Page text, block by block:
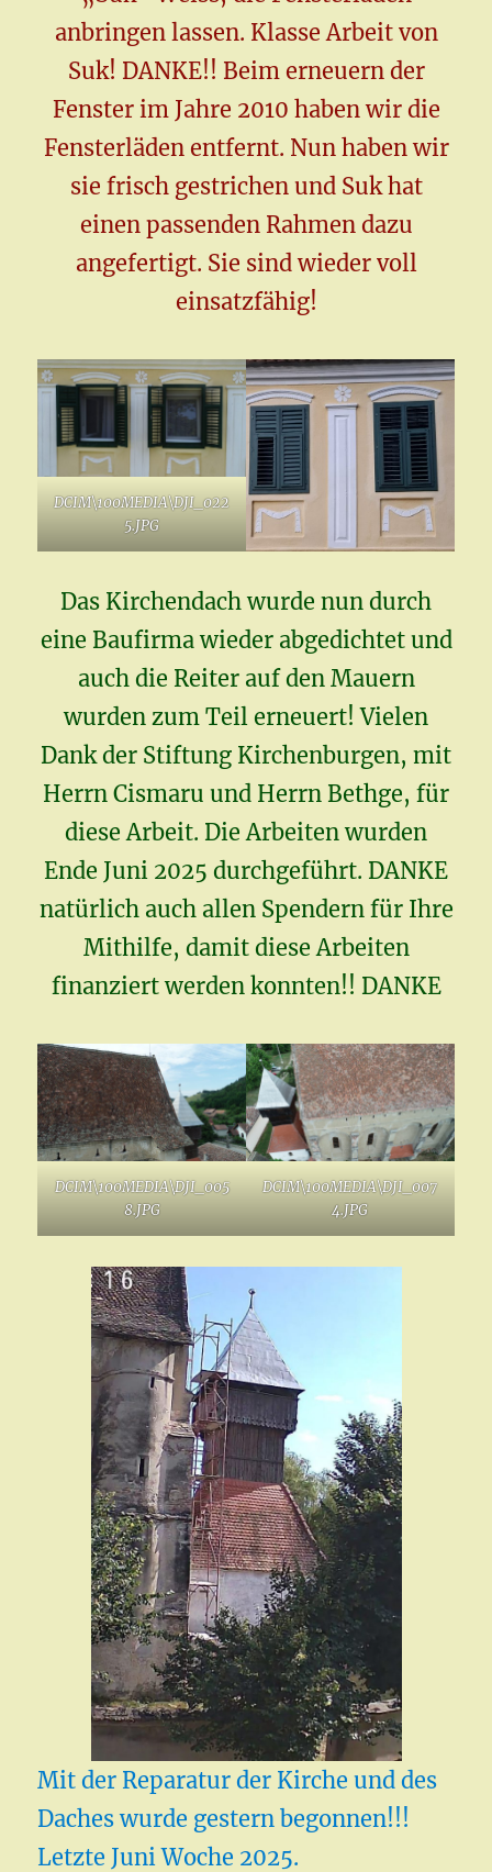
anbringen lassen. Klasse Arbeit von
Suk! DANKE!! Beim erneuern der
Fenster im Jahre 2010 haben wir die
Fensterläden entfernt. Nun haben wir
sie frisch gestrichen und Suk hat
einen passenden Rahmen dazu
angefertigt. Sie sind wieder voll
einsatzfähig!
DCIM\100MEDIA\DJI_022
5.JPG
Das Kirchendach wurde nun durch
eine Baufirma wieder abgedichtet und
auch die Reiter auf den Mauern
wurden zum Teil erneuert! Vielen
Dank der Stiftung Kirchenburgen, mit
Herrn Cismaru und Herrn Bethge, für
diese Arbeit. Die Arbeiten wurden
Ende Juni 2025 durchgeführt. DANKE
natürlich auch allen Spendern für Ihre
Mithilfe, damit diese Arbeiten
finanziert werden konnten!! DANKE
DCIM\100MEDIA\DJI_005
8.JPG
DCIM\100MEDIA\DJI_007
4.JPG
Mit der Reparatur der Kirche und des
Daches wurde gestern begonnen!!!
Letzte Juni Woche 2025.